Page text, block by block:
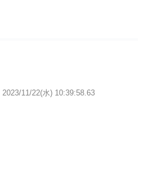
2023/11/22(水) 10:39:58.63